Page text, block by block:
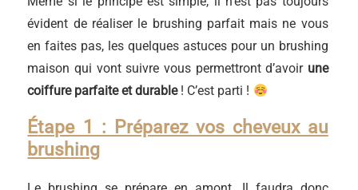
évident de réaliser le brushing parfait mais ne vous
en faites pas, les quelques astuces pour un brushing
maison qui vont suivre vous permettront d’avoir une
coiffure parfaite et durable! C’est parti !
Étape 1 : Préparez vos cheveux au
brushing